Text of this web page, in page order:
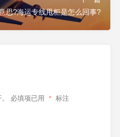
思?海运专线甩柜是怎么回事?
必填项已用 * 标注